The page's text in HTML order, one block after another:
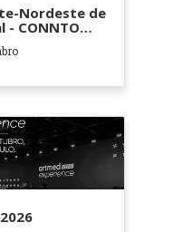
Nordeste de
- CONNTO